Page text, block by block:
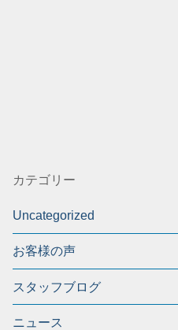
カテゴリー
Uncategorized
お客様の声
スタッフブログ
ニュース